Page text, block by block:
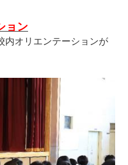
ョン
内オリエンテーションが